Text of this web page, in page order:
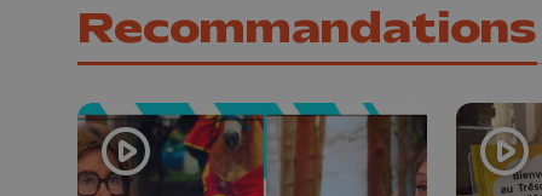
Recommandations